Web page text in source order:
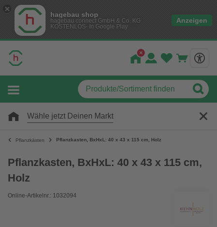
hagebau shop
hagebau connect GmbH & Co. KG
KOSTENLOS- In Google Play
Anzeigen
Wähle jetzt Deinen Markt
Pflanzkästen Pflanzkasten, BxHxL: 40 x 43 x 115 cm, Holz
Pflanzkasten, BxHxL: 40 x 43 x 115 cm,
Holz
Online-Artikelnr.: 1032094